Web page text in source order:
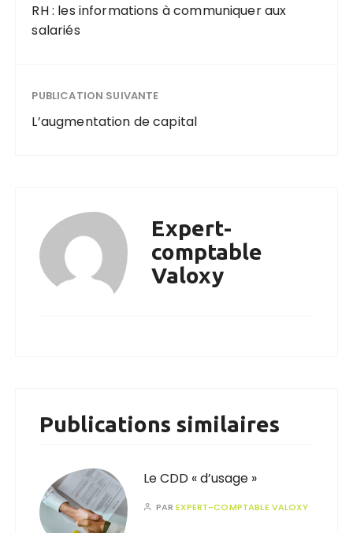
RH : les informations à communiquer aux
salariés
PUBLICATION SUIVANTE
L’augmentation de capital
Expert-
comptable
Valoxy
Publications similaires
Le CDD « d’usage »
PAREXPERT-COMPTABLE VALOXY